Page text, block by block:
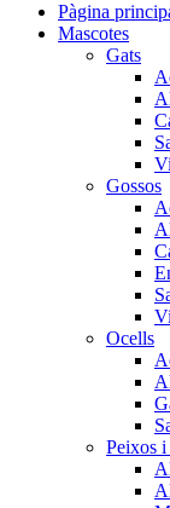
Pàgina
Mascotes
Gats
Gossos
Ocells
Peixos i